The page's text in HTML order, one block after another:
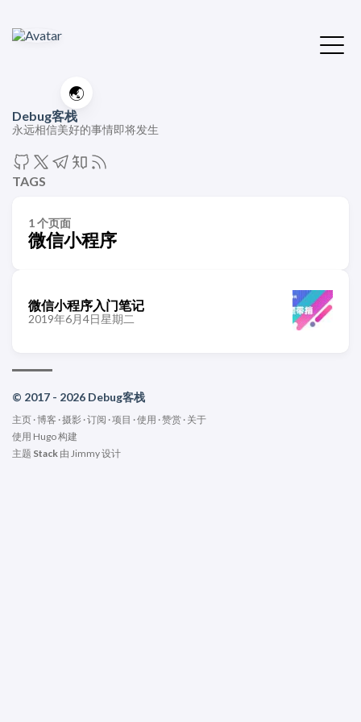
🌏
Debug客栈
永远相信美好的事情即将发生
TAGS
1 个页面
微信小程序
微信小程序入门笔记
2019年6月4日星期二
© 2017 - 2026 Debug客栈
主页 ·博客 ·摄影 ·订阅 ·项目 ·使用 ·赞赏 · 关于
使用 Hugo构建
主题 Stack 由 Jimmy设计